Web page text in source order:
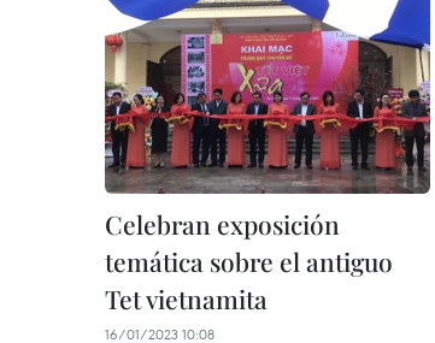
Celebran exposición
temática sobre el antiguo
Tet vietnamita
16/01/2023 10:08